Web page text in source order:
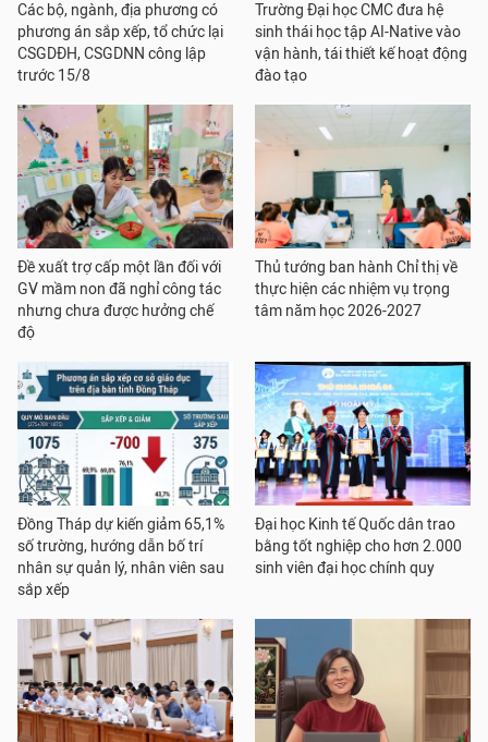
Các bộ, ngành, địa phương có
phương án sắp xếp, tổ chức lại
CSGDĐH, CSGDNN công lập
trước 15/8
Trường Đại học CMC đưa hệ
sinh thái học tập AI-Native vào
vận hành, tái thiết kế hoạt động
đào tạo
Đề xuất trợ cấp một lần đối với
GV mầm non đã nghỉ công tác
nhưng chưa được hưởng chế
độ
Thủ tướng ban hành Chỉ thị về
thực hiện các nhiệm vụ trọng
tâm năm học 2026-2027
Đồng Tháp dự kiến giảm 65,1%
số trường, hướng dẫn bố trí
nhân sự quản lý, nhân viên sau
sắp xếp
Đại học Kinh tế Quốc dân trao
bằng tốt nghiệp cho hơn 2.000
sinh viên đại học chính quy